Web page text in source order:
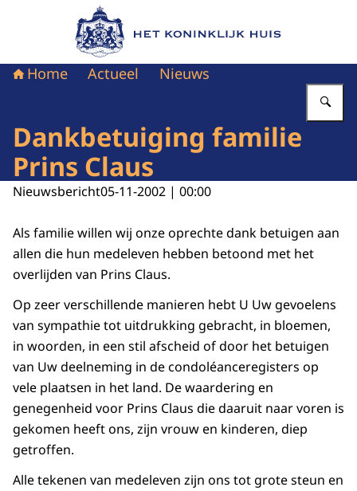
Naar de homepage van Het Koninklijk Huis
Home Actueel Nieuws
Dankbetuiging familie
Prins Claus
Nieuwsbericht05-11-2002 | 00:00
Als familie willen wij onze oprechte dank betuigen aan
allen die hun medeleven hebben betoond met het
overlijden van Prins Claus.
Op zeer verschillende manieren hebt U Uw gevoelens
van sympathie tot uitdrukking gebracht, in bloemen,
in woorden, in een stil afscheid of door het betuigen
van Uw deelneming in de condoléanceregisters op
vele plaatsen in het land. De waardering en
genegenheid voor Prins Claus die daaruit naar voren is
gekomen heeft ons, zijn vrouw en kinderen, diep
getroffen.
Alle tekenen van medeleven zijn ons tot grote steun en